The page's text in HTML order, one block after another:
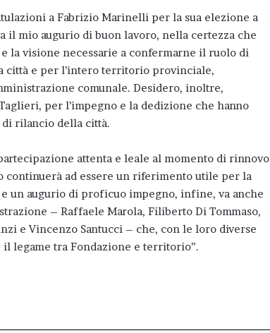
a Fabrizio Marinelli per la sua elezione a
il mio augurio di buon lavoro, nella certezza che
la visione necessarie a confermarne il ruolo di
città e per l’intero territorio provinciale,
comunale. Desidero, inoltre,
per l’impegno e la dedizione che hanno
rilancio della città.
attenta e leale al momento di rinnovo
continuerà ad essere un riferimento utile per la
un augurio di proficuo impegno, infine, va anche
– Raffaele Marola, Filiberto Di Tommaso,
e Vincenzo Santucci – che, con le loro diverse
legame tra Fondazione e territorio”.